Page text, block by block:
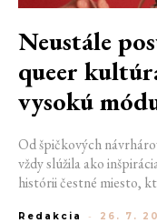
Neustále
queer
vysokú
Od špičkových
vždy slúžila ako
histórii čestné miesto,
Redakcia - 26. 7.